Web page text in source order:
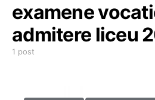
examene
admitere liceu
1 post